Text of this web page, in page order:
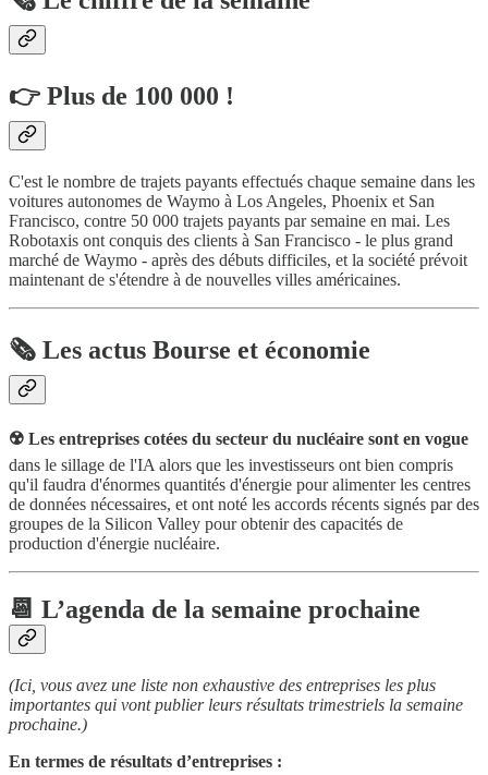
👉 Plus de 100 000 !
C'est le nombre de trajets payants effectués chaque semaine dans les
voitures autonomes de Waymo à Los Angeles, Phoenix et San
Francisco, contre 50 000 trajets payants par semaine en mai. Les
Robotaxis ont conquis des clients à San Francisco - le plus grand
marché de Waymo - après des débuts difficiles, et la société prévoit
maintenant de s'étendre à de nouvelles villes américaines.
🗞️ Les actus Bourse et économie
☢️ Les entreprises cotées du secteur du nucléaire sont en vogue
dans le sillage de l'IA alors que les investisseurs ont bien compris
qu'il faudra d'énormes quantités d'énergie pour alimenter les centres
de données nécessaires, et ont noté les accords récents signés par des
groupes de la Silicon Valley pour obtenir des capacités de
production d'énergie nucléaire.
📆 L’agenda de la semaine prochaine
(Ici, vous avez une liste non exhaustive des entreprises les plus
importantes qui vont publier leurs résultats trimestriels la semaine
prochaine.)
En termes de résultats d’entreprises :